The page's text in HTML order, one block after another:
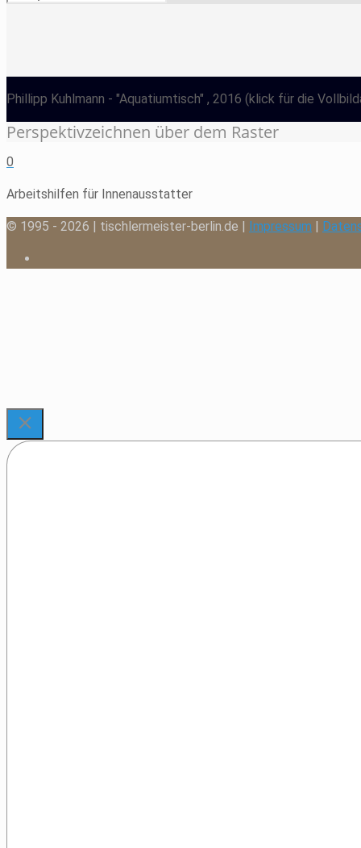
Phillipp Kuhlmann - "Aquatiumtisch" , 2016 (klick für die
Perspektivzeichnen über dem Raster
0
Arbeitshilfen für Innenausstatter
© 1995 - 2026 | tischlermeister-berlin.de | Impressum